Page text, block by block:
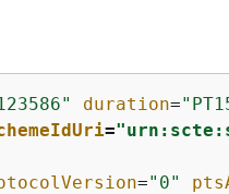
duration=
=
="0"